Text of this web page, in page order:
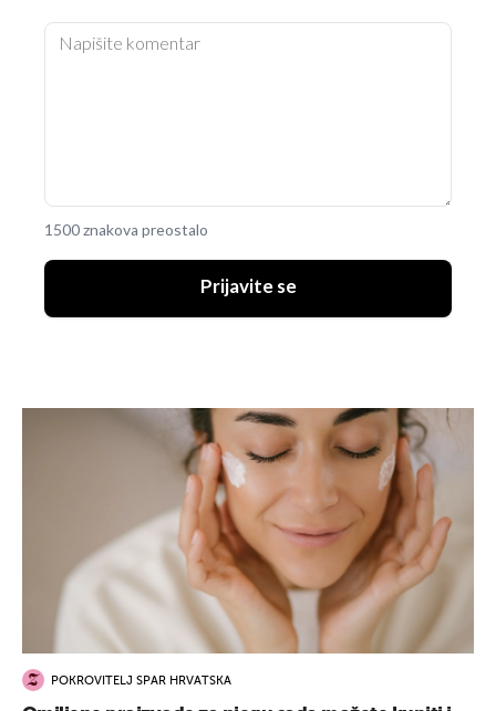
1500 znakova preostalo
Prijavite se
POKROVITELJ SPAR HRVATSKA